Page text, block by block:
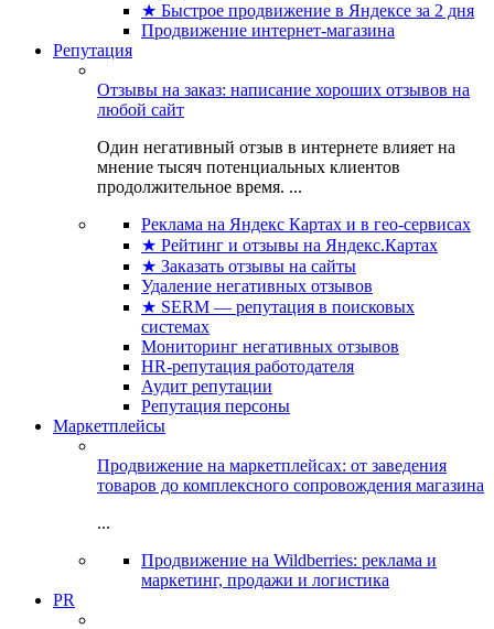
★ Быстрое продвижение в Яндексе за 2 дня
Продвижение интернет-магазина
Репутация
Отзывы на заказ: написание хороших отзывов на
любой сайт
Один негативный отзыв в интернете влияет на
мнение тысяч потенциальных клиентов
продолжительное время. ...
Реклама на Яндекс Картах и в гео-сервисах
★ Рейтинг и отзывы на Яндекс.Картах
★ Заказать отзывы на сайты
Удаление негативных отзывов
★ SERM — репутация в поисковых
системах
Мониторинг негативных отзывов
HR-репутация работодателя
Аудит репутации
Репутация персоны
Маркетплейсы
Продвижение на маркетплейсах: от заведения
товаров до комплексного сопровождения магазина
...
Продвижение на Wildberries: реклама и
маркетинг, продажи и логистика
PR